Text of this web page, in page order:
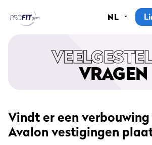
Sportscholen
Abonnementen
Groepslessen
Lesrooster
NL
VRAGEN
Vindt er een
Avalon vestigingen